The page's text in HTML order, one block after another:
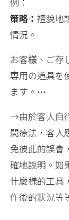
策略： 禮貌地
情況。
お客様、ご存
専用の道具を
ます。 …
→由於客人自
間療法，客人
免彼此的誤會
確地說明。如
什麼樣的工具
作後的狀況等